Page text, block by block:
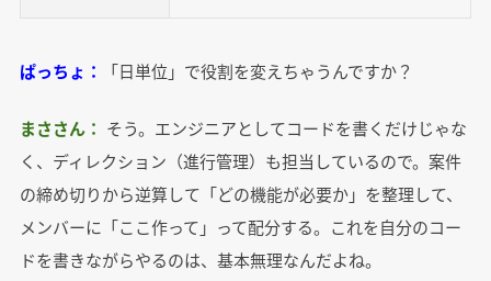
ぱっちょ： 「日単位」で役割を変えちゃうんですか？
まささん： そう。エンジニアとしてコードを書くだけじゃな
く、ディレクション（進行管理）も担当しているので。案件
の締め切りから逆算して「どの機能が必要か」を整理して、
メンバーに「ここ作って」って配分する。これを自分のコー
ドを書きながらやるのは、基本無理なんだよね。